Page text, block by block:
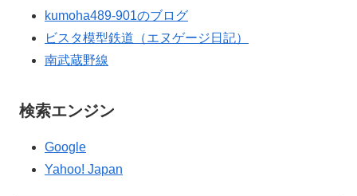
kumoha489-901のブログ
ビスタ模型鉄道（エヌゲージ日記）
南武蔵野線
検索エンジン
Google
Yahoo! Japan